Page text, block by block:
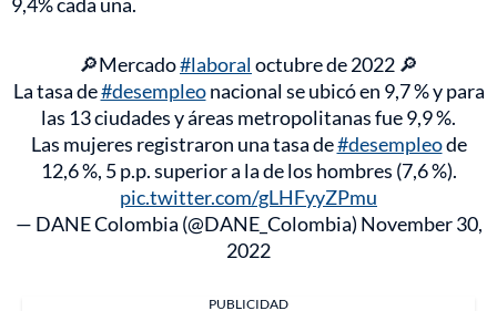
🔎Mercado#laboraloctubre de 2022 🔎
La tasa de#desempleonacional se ubicó en 9,7 % y para
las 13 ciudades y áreas metropolitanas fue 9,9 %.
Las mujeres registraron una tasa de#desempleode
12,6 %, 5 p.p. superior a la de los hombres (7,6 %).
pic.twitter.com/gLHFyyZPmu
— DANE Colombia (@DANE_Colombia) November 30,
2022
PUBLICIDAD